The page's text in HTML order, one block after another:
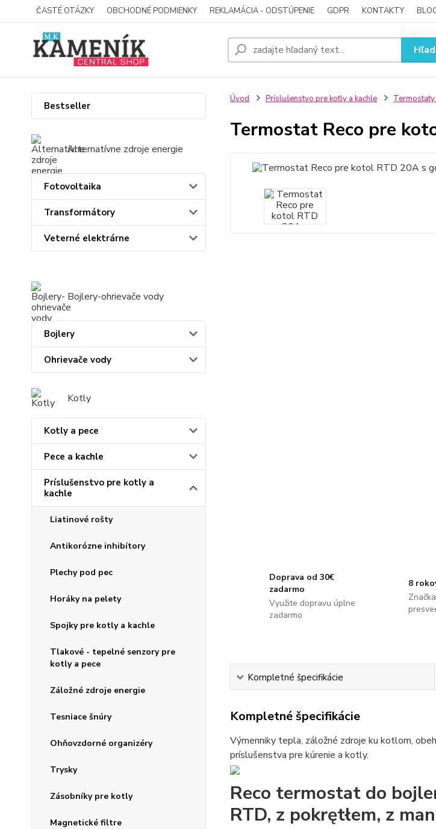
ČASTÉ OTÁZKY OBCHODNÉ PODMIENKY REKLAMÁCIA - ODSTÚPENIE GDPR KONTAKTY
Bestseller
Alternatívne zdroje energie
Fotovoltaika
Transformátory
Veterné elektrárne
Bojlery-ohrievače vody
Bojlery
Ohrievače vody
Kotly
Kotly a pece
Pece a kachle
Príslušenstvo pre kotly a
kachle
Liatinové rošty
Antikorózne inhibítory
Plechy pod pec
Horáky na pelety
Spojky pre kotly a kachle
Tlakové - tepelné senzory pre
kotly a pece
Záložné zdroje energie
Tesniace šnúry
Ohňovzdorné organizéry
Trysky
Zásobníky pre kotly
Magnetické filtre
Úvod Príslušenstvo pre kotly a kachle
Termostat Reco pre
Doprava od 30€
zadarmo
Využite dopravu úplne
zadarmo
8
Kompletné špecifikácie
Kompletné špecifikácie
Výmenniky tepla, záložné zdroje ku kotlom,
príslušenstva pre kúrenie a kotly.
Reco termostat do
RTD, z pokrętłem, z